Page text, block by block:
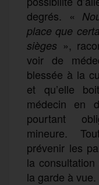
degrés. «
place que
sièges »,
voir de
blessée à la
et qu’elle
médecin en
pourtant
mineure.
prévenir les
la
la garde à vue.